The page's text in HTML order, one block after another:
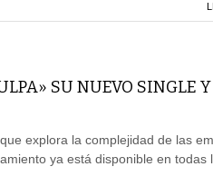
SU NUEVO SINGLE Y
explora la complejidad de las
ya está disponible en todas